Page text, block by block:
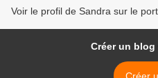
Voir le profil de Sandra sur le
Créer un